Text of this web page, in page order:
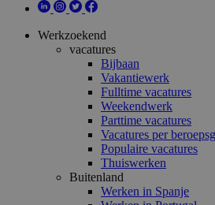
Werkzoekend
vacatures
Bijbaan
Vakantiewerk
Fulltime vacatures
Weekendwerk
Parttime vacatures
Vacatures per
Populaire vacatures
Thuiswerken
Buitenland
Werken in Spanje